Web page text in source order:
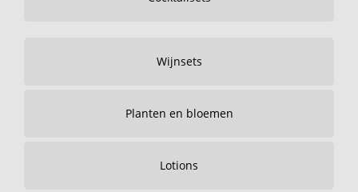
Wijnsets
Planten en bloemen
Lotions